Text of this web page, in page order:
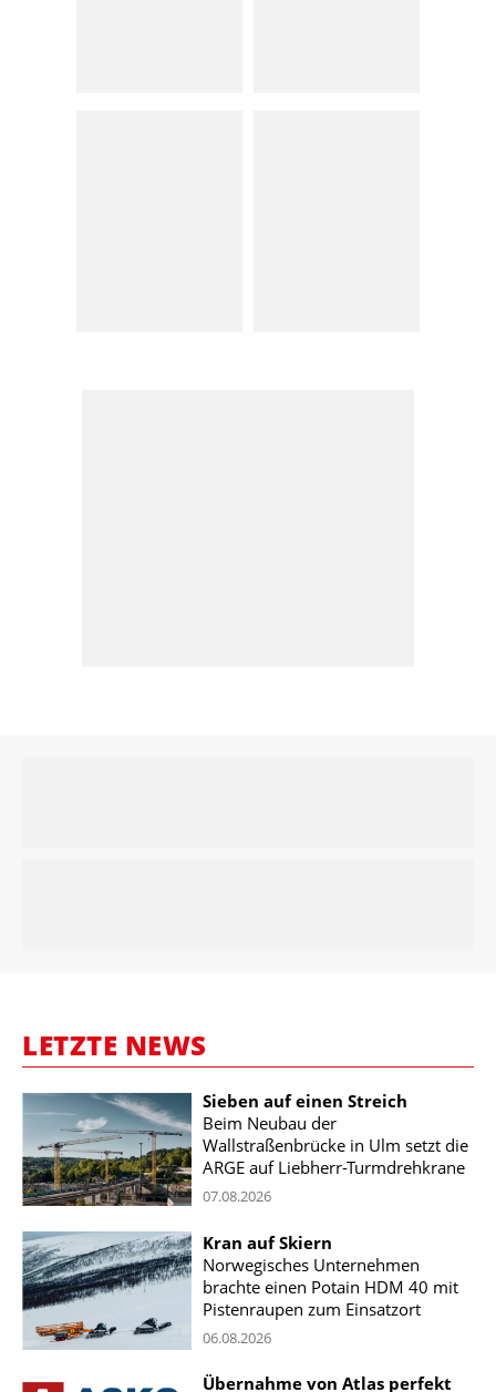
LETZTE NEWS
Sieben auf einen Streich
Beim Neubau der
Wallstraßenbrücke in Ulm setzt die
ARGE auf Liebherr-Turmdrehkrane
07.08.2026
Kran auf Skiern
Norwegisches Unternehmen
brachte einen Potain HDM 40 mit
Pistenraupen zum Einsatzort
06.08.2026
Übernahme von Atlas perfekt